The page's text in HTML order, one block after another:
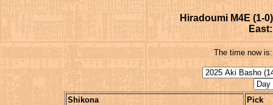
Hiradoumi M4E (1-
The time now
Shikona
Pick